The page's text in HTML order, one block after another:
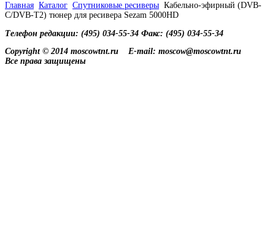
Главная Каталог Спутниковые ресиверы Кабельно-эфирный (DVB-
C/DVB-T2) тюнер для ресивера Sezam 5000HD
Телефон редакции: (495) 034-55-34 Факс: (495) 034-55-34
Copyright © 2014 moscowtnt.ru
E-mail: moscow@moscowtnt.ru
Все права защищены